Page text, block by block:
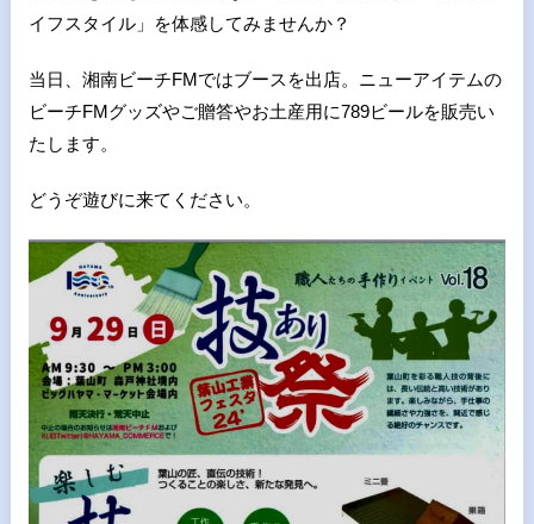
イフスタイル」を体感してみませんか？
当日、湘南ビーチFMではブースを出店。ニューアイテムの
ビーチFMグッズやご贈答やお土産用に789ビールを販売い
たします。
どうぞ遊びに来てください。